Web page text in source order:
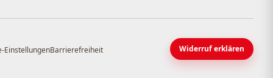
EinstellungenBarrierefreiheit Widerruf erklären